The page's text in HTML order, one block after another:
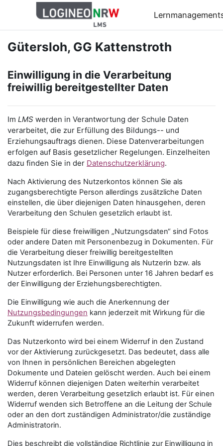
Zum Hauptinhalt
Gütersloh, GG Kattenstroth
Einwilligung in die Verarbeitung
freiwillig bereitgestellter Daten
Im LMS werden in Verantwortung der Schule Daten
verarbeitet, die zur Erfüllung des Bildungs-- und
Erziehungsauftrags dienen. Diese Datenverarbeitungen
erfolgen auf Basis gesetzlicher Regelungen. Einzelheiten
dazu finden Sie in der Datenschutzerklärung.
Nach Aktivierung des Nutzerkontos können Sie als
zugangsberechtigte Person allerdings zusätzliche Daten
einstellen, die über diejenigen Daten hinausgehen, deren
Verarbeitung den Schulen gesetzlich erlaubt ist.
Beispiele für diese freiwilligen „Nutzungsdaten“ sind Fotos
oder andere Daten mit Personenbezug in Dokumenten. Für
die Verarbeitung dieser freiwillig bereitgestellten
Nutzungsdaten ist Ihre Einwilligung als Nutzerin bzw. als
Nutzer erforderlich. Bei Personen unter 16 Jahren bedarf es
der Einwilligung der Erziehungsberechtigten.
Die Einwilligung wie auch die Anerkennung der
Nutzungsbedingungen kann jederzeit mit Wirkung für die
Zukunft widerrufen werden.
Das Nutzerkonto wird bei einem Widerruf in den Zustand
vor der Aktivierung zurückgesetzt. Das bedeutet, dass alle
von Ihnen in persönlichen Bereichen abgelegten
Dokumente und Dateien gelöscht werden. Auch bei einem
Widerruf können diejenigen Daten weiterhin verarbeitet
werden, deren Verarbeitung gesetzlich erlaubt ist. Für einen
Widerruf wenden sich Betroffene an die Leitung der Schule
oder an den dort zuständigen Administrator/die zuständige
Administratorin.
Dies beschreibt die vollständige Richtlinie zur Einwilligung in